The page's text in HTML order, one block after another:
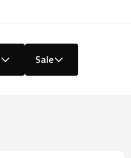
Sale